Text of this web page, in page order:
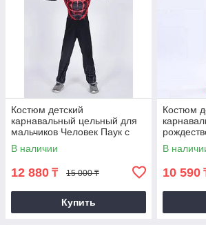
Костюм детский
карнавальный цельный для
мальчиков Человек Паук с
мускулами черный
В наличии
12 880 ₸ 15 000 ₸
Купить
Костюм
В
10 590